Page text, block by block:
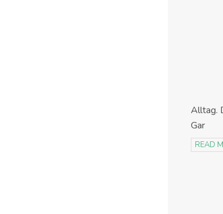
Alltag.
Gar
READ